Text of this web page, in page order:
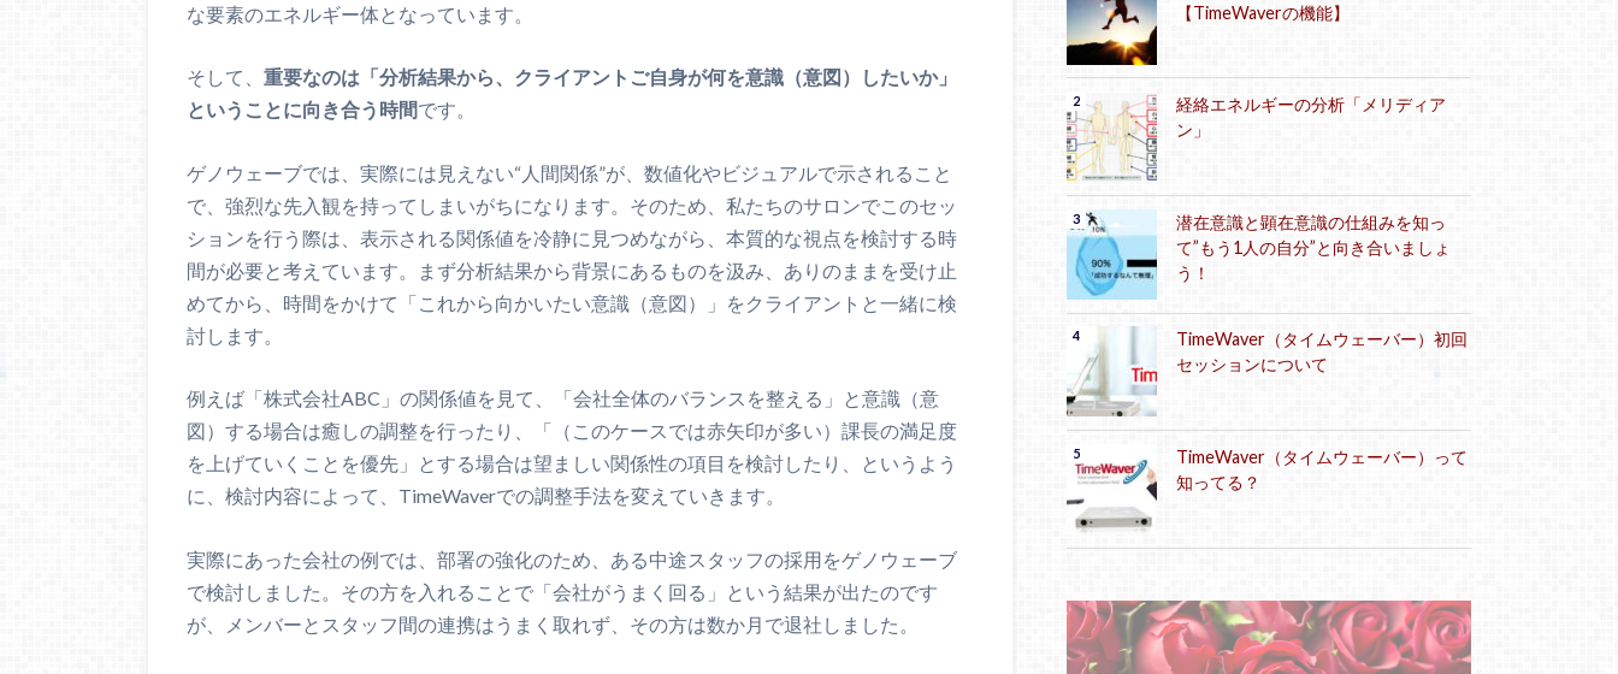
な要素のエネルギー体となっています。
そして、 重要なのは「分析結果から、クライアントご自身が何を意識（意図）したいか」
ということに向き合う時間です。
ゲノウェーブでは、実際には見えない“人間関係”が、数値化やビジュアルで示されること
で、強烈な先入観を持ってしまいがちになります。そのため、私たちのサロンでこのセッ
ションを行う際は、表示される関係値を冷静に見つめながら、本質的な視点を検討する時
間が必要と考えています。まず分析結果から背景にあるものを汲み、ありのままを受け止
めてから、時間をかけて「これから向かいたい意識（意図）」をクライアントと一緒に検
討します。
例えば「株式会社ABC」の関係値を見て、「会社全体のバランスを整える」と意識（意
図）する場合は癒しの調整を行ったり、「（このケースでは赤矢印が多い）課長の満足度
を上げていくことを優先」とする場合は望ましい関係性の項目を検討したり、というよう
に、検討内容によって、TimeWaverでの調整手法を変えていきます。
実際にあった会社の例では、部署の強化のため、ある中途スタッフの採用をゲノウェーブ
で検討しました。その方を入れることで「会社がうまく回る」という結果が出たのです
が、メンバーとスタッフ間の連携はうまく取れず、その方は数か月で退社しました。
【TimeWaverの機能】
経絡エネルギーの分析「メリディア
ン」
潜在意識と顕在意識の仕組みを知っ
て”もう1人の自分”と向き合いましょ
う！
TimeWaver（タイムウェーバー）初回
セッションについて
TimeWaver（タイムウェーバー）って
知ってる？